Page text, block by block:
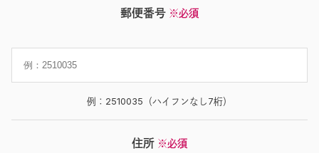
郵便番号 ※必須
例：2510035（ハイフンなし7桁）
住所 ※必須